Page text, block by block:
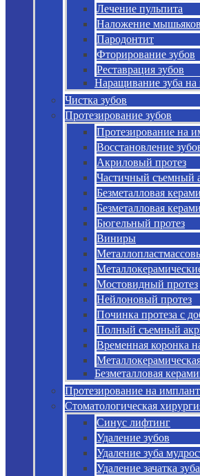
Лечение пульпита
Наложение
Пародонтит
Фторирование зубов
Реставрация зубов
Наращивание зуба
Чистка зубов
Протезирование зубов
Протезирование на
Восстановление
Акриловый протез
Частичный съемный
Безметалловая
Безметалловая
Бюгельный протез
Виниры
Мостовидный протез
Нейлоновый протез
Починка протеза с
Полный съемный
Временная коронка
Безметалловая
Протезирование на
Стоматологическая
Синус лифтинг
Удаление зубов
Удаление зуба
Удаление зачатка